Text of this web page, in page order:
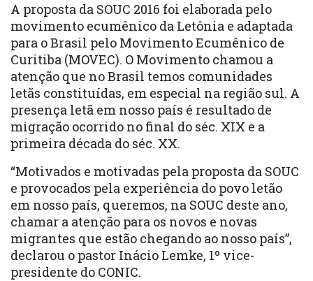
A proposta da SOUC 2016 foi elaborada pelo
movimento ecumênico da Letônia e adaptada
para o Brasil pelo Movimento Ecumênico de
Curitiba (MOVEC). O Movimento chamou a
atenção que no Brasil temos comunidades
letãs constituídas, em especial na região sul. A
presença letã em nosso país é resultado de
migração ocorrido no final do séc. XIX e a
primeira década do séc. XX.
“Motivados e motivadas pela proposta da SOUC
e provocados pela experiência do povo letão
em nosso país, queremos, na SOUC deste ano,
chamar a atenção para os novos e novas
migrantes que estão chegando ao nosso país”,
declarou o pastor Inácio Lemke, 1º vice-
presidente do CONIC.